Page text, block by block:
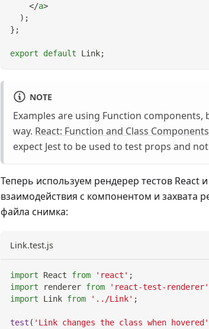
</a>
) ;
} ;
export default Link;
NOTE
Examples are using Function
way. React: Function and Class Components
expect Jest to be used to test props and
Теперь используем рендерер тестов React
взаимодействия с компонентом и захвата
файла снимка:
Link.test.js
import React from 'react' ;
import
renderer from 'react-test-renderer'
import
Link from '../Link' ;
test ( 'Link changes the class when hovered'